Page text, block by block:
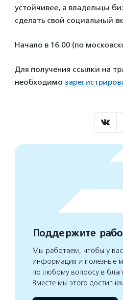
устойчивее, а владельцы
сделать свой социальный
Начало в 16.00 (по
Для получения ссылки на
необходимо
Поддержите
Мы работаем, чтобы у вас
информация и полезные
по любому вопросу в
Вместе мы этого